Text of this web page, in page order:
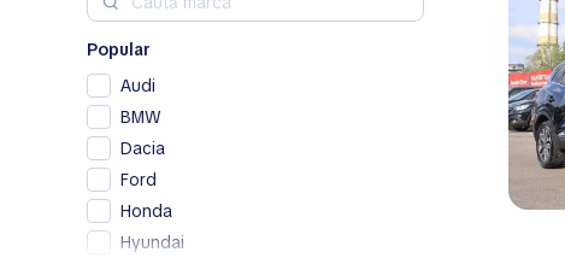
Popular
Audi
BMW
Dacia
Ford
Honda
Hyundai